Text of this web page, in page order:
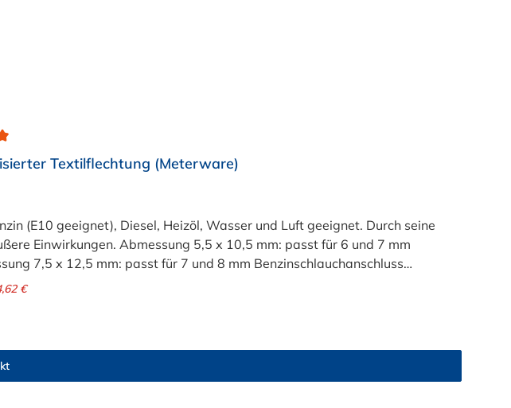
Textilflechtung (Meterware)
(E10 geeignet), Diesel, Heizöl, Wasser und Luft geeignet. Durch seine
Einwirkungen. Abmessung 5,5 x 10,5 mm: passt für 6 und 7 mm
7,5 x 12,5 mm: passt für 7 und 8 mm Benzinschlauchanschluss
Benzinschlauchanschluss (Außendurchmesser des Anschlussstutzen)
€
Preis: